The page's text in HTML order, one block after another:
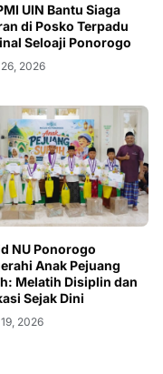
UIN Bantu Siaga
di Posko Terpadu
Seloaji Ponorogo
2026
NU Ponorogo
Anak Pejuang
Melatih Disiplin dan
Sejak Dini
2026